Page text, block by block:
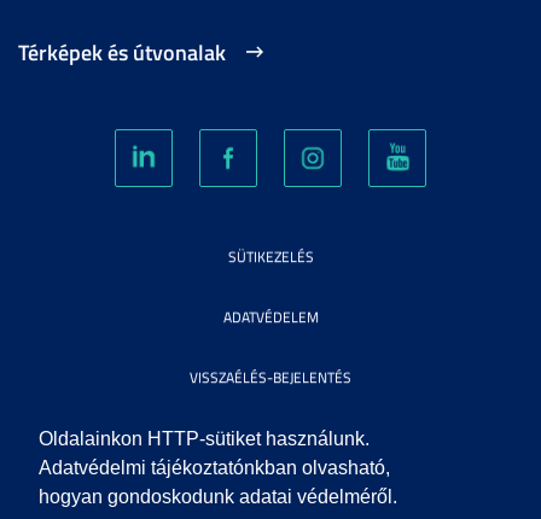
Oldalainkon HTTP-sütiket használunk.
Adatvédelmi tájékoztatónkban olvasható,
hogyan gondoskodunk adatai védelméről.
Térképek és útvonalak
SÜTIKEZELÉS
ADATVÉDELEM
VISSZAÉLÉS-BEJELENTÉS
KÖZÉRDEKŰ ADATOK
IMPRESSZUM